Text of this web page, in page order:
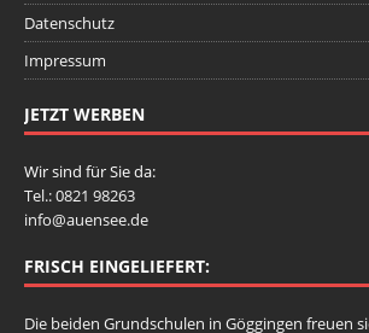
Datenschutz
Impressum
JETZT WERBEN
Wir sind für Sie da:
Tel.: 0821 98263
info@auensee.de
FRISCH EINGELIEFERT:
Die beiden Grundschulen in Göggingen freuen